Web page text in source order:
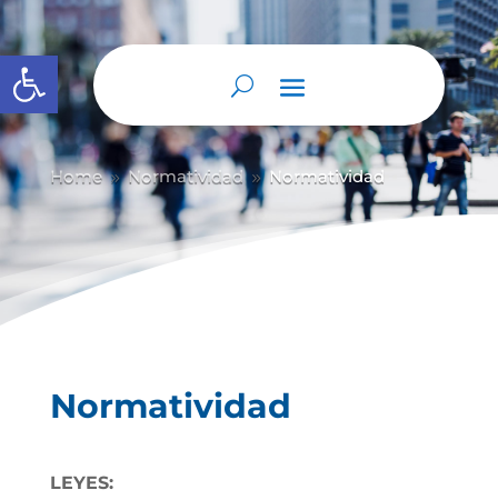
Abrir barra de herramientas
Home 9 Normatividad 9 Normatividad
Normatividad
LEYES: